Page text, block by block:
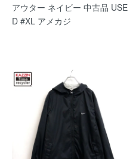
アウター ネイビー 中古品 USE
D #XL アメカジ